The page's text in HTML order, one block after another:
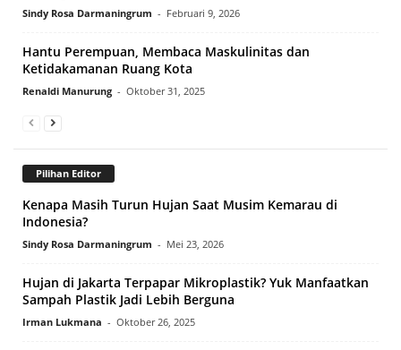
Sindy Rosa Darmaningrum - Februari 9, 2026
Hantu Perempuan, Membaca Maskulinitas dan
Ketidakamanan Ruang Kota
Renaldi Manurung - Oktober 31, 2025
Pilihan Editor
Kenapa Masih Turun Hujan Saat Musim Kemarau di
Indonesia?
Sindy Rosa Darmaningrum - Mei 23, 2026
Hujan di Jakarta Terpapar Mikroplastik? Yuk Manfaatkan
Sampah Plastik Jadi Lebih Berguna
Irman Lukmana - Oktober 26, 2025